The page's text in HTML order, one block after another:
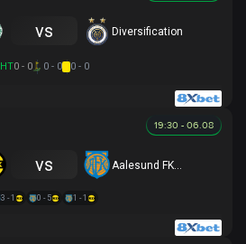
vs Diversification
HT0 - 0 0 - 0 0 - 0
19:30 - 06.08
vs Aalesund FKU19
3 - 1 0 - 5 1 - 1